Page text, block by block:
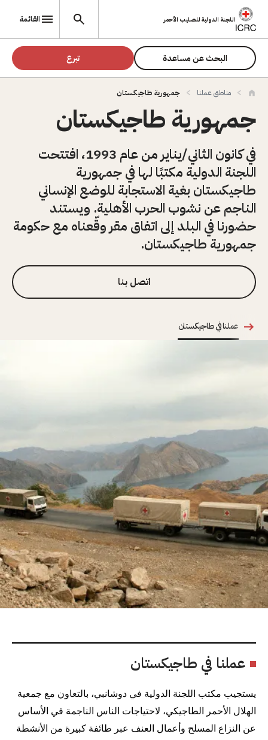
تجاوز إلى المحتوى الرئيسي
اللجنة الدولية للصليب الأحمر القائمة
البحث عن مساعدة تبرع
مناطق عملنا جمهورية طاجيكستان
جمهورية طاجيكستان
في كانون الثاني/يناير من عام 1993، افتتحت
اللجنة الدولية مكتبًا لها في جمهورية
طاجيكستان بغية الاستجابة للوضع الإنساني
الناجم عن نشوب الحرب الأهلية. ويستند
حضورنا في البلد إلى اتفاق مقر وقّعناه مع حكومة
جمهورية طاجيكستان.
اتصل بنا
عملنا في طاجيكستان
عملنا في طاجيكستان
يستجيب مكتب اللجنة الدولية في دوشانبي، بالتعاون مع جمعية
الهلال الأحمر الطاجيكي، لاحتياجات الناس الناجمة في الأساس
عن النزاع المسلح وأعمال العنف عبر طائفة كبيرة من الأنشطة